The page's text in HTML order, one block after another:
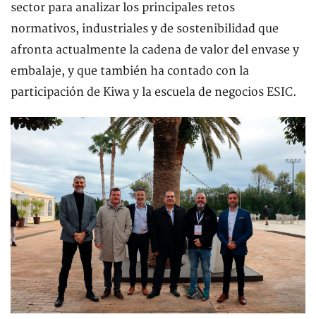
sector para analizar los principales retos
normativos, industriales y de sostenibilidad que
afronta actualmente la cadena de valor del envase y
embalaje, y que también ha contado con la
participación de Kiwa y la escuela de negocios ESIC.